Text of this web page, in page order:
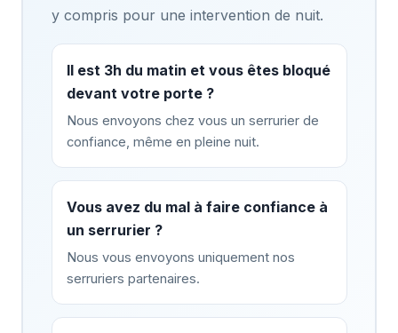
y compris pour une intervention de nuit.
Il est 3h du matin et vous êtes bloqué
devant votre porte ?
Nous envoyons chez vous un serrurier de
confiance, même en pleine nuit.
Vous avez du mal à faire confiance à
un serrurier ?
Nous vous envoyons uniquement nos
serruriers partenaires.